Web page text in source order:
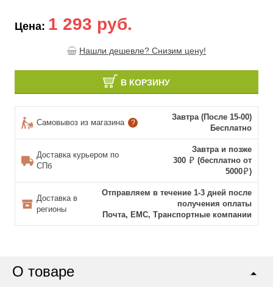
Цена: 1 293 руб.
Нашли дешевле? Снизим цену!
В КОРЗИНУ
Самовывоз из магазина ?
Завтра (После 15-00)
Бесплатно
Доставка курьером по
СПб
Завтра и позже
300
(бесплатно от
5000
)
Доставка в
регионы
Отправляем в течение 1-3 дней после
получения оплаты
Почта, ЕМС, Транспортные компании
О товаре